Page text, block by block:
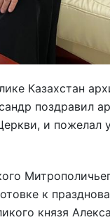
Казахстан
поздравил
и пожелал
к
князя